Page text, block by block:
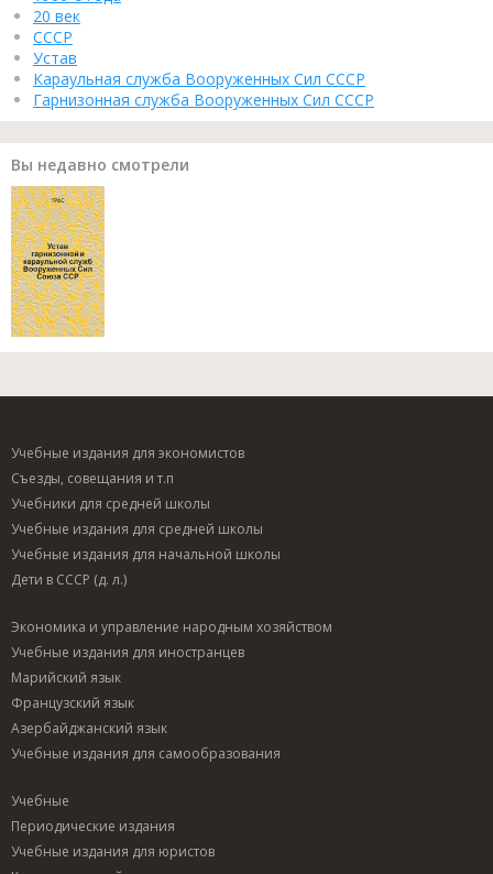
20 век
СССР
Устав
Караульная служба Вооруженных Сил СССР
Гарнизонная служба Вооруженных Сил СССР
Вы недавно смотрели
Учебные издания для экономистов
Съезды, совещания и т.п
Учебники для средней школы
Учебные издания для средней школы
Учебные издания для начальной школы
Дети в СССР (д. л.)
Экономика и управление народным хозяйством
Учебные издания для иностранцев
Марийский язык
Французский язык
Азербайджанский язык
Учебные издания для самообразования
Учебные
Периодические издания
Учебные издания для юристов